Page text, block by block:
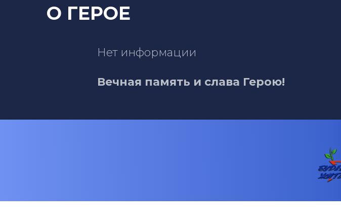
О ГЕРОЕ
Нет информации
Вечная память и слава Герою!